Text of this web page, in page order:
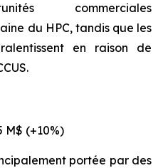
commerciales
du HPC, tandis que les
en raison de
M$ (+10%)
portée par des